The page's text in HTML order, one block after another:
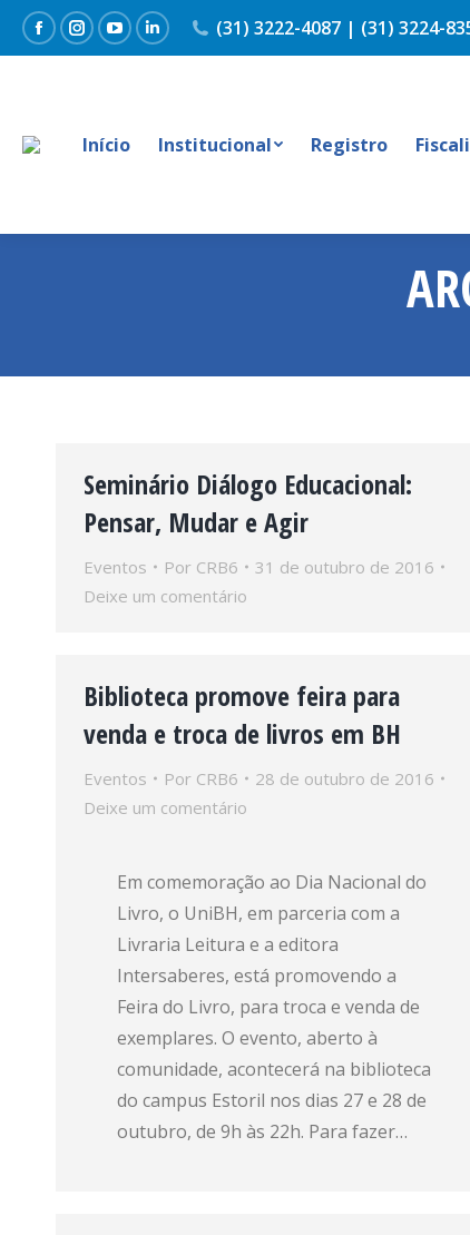
FacebookInstagram
YouTubeLinkedin
(31) 3222-4087 | (31) 3224-
Início Institucional Registro
Seminário Diálogo Educacional:
Pensar, Mudar e Agir
Eventos Por CRB6
31 de outubro de 2016
Deixe um comentário
Biblioteca promove feira para
venda e troca de livros em BH
Eventos Por CRB6
28 de outubro de 2016
Deixe um comentário
Em comemoração ao Dia Nacional do
Livro, o UniBH, em parceria com a
Livraria Leitura e a editora
Intersaberes, está promovendo a
Feira do Livro, para troca e venda de
exemplares. O evento, aberto à
comunidade, acontecerá na biblioteca
do campus Estoril nos dias 27 e 28 de
outubro, de 9h às 22h. Para fazer…